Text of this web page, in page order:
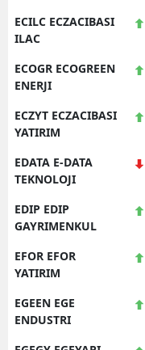
ECILC ECZACIBASI
ILAC
ECOGR ECOGREEN
ENERJI
ECZYT ECZACIBASI
YATIRIM
EDATA E-DATA
TEKNOLOJI
EDIP EDIP
GAYRIMENKUL
EFOR EFOR
YATIRIM
EGEEN EGE
ENDUSTRI